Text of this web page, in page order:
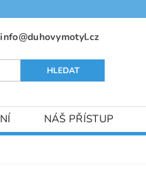
info@duhovymotyl.cz
NÁŠ PŘÍSTUP